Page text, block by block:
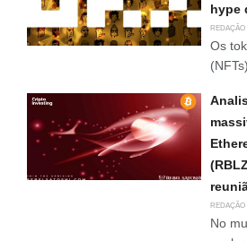
hype
REDAÇÃO
Os
REDAÇÃO
No